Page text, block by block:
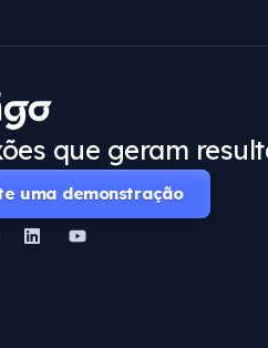
que geram
uma demonstração